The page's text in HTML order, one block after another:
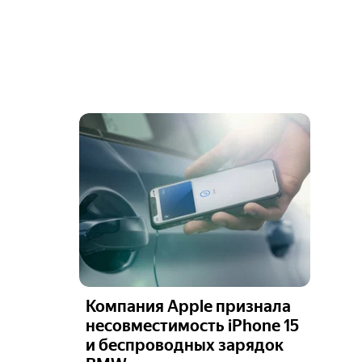
Компания Apple признала
несовместимость iPhone 15
и беспроводных зарядок